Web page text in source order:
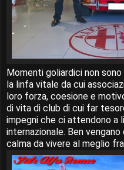
Momenti goliardici non
la linfa vitale da cui
loro forza, coesione e
di vita di club di cui far
impegni che ci attendono a
internazionale. Ben
calma da vivere al meglio fra